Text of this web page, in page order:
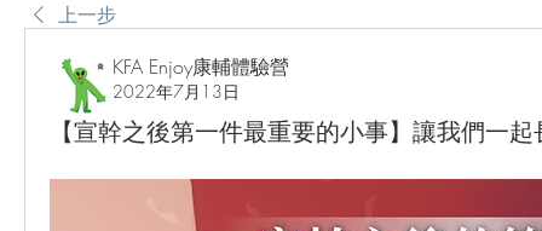
上一步
KFA Enjoy康輔體驗營
2022年7月13日
【宣幹之後第一件最重要的小事】讓我們一